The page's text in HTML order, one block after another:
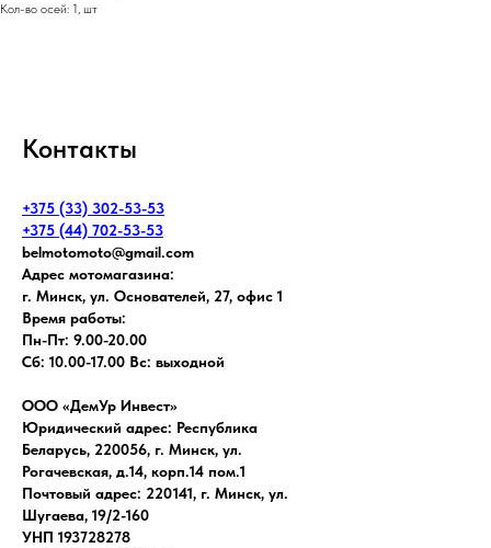
Кол-во осей: 1, шт
Контакты
+375 (33) 302-53-53
+375 (44) 702-53-53
belmotomoto@gmail.com
Адрес мотомагазина:
г. Минск, ул. Основателей, 27, офис 1
Время работы:
Пн-Пт: 9.00-20.00
Сб: 10.00-17.00 Вс: выходной
ООО «ДемУр Инвест»
Юридический адрес: Республика
Беларусь, 220056, г. Минск, ул.
Рогачевская, д.14, корп.14 пом.1
Почтовый адрес: 220141, г. Минск, ул.
Шугаева, 19/2-160
УНП 193728278